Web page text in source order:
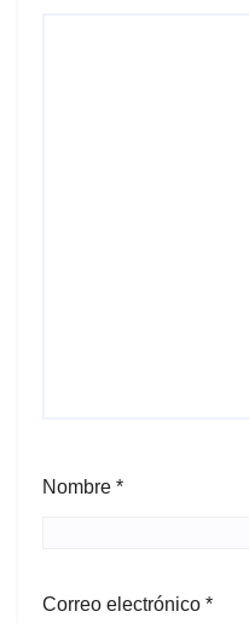
Nombre *
Correo electrónico *